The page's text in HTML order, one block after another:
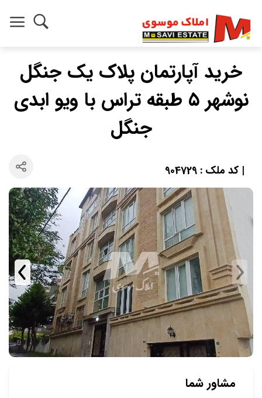
خرید آپارتمان پلاک یک جنگل
نوشهر ۵ طبقه تراس با ویو ابدی
جنگل
| کد ملک : 904729
مشاور شما